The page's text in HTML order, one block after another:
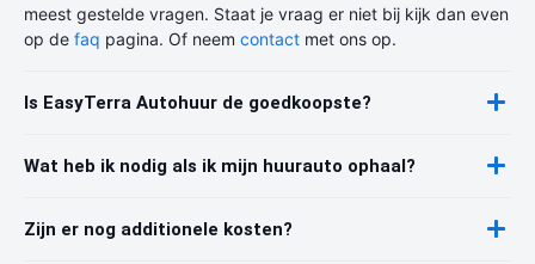
meest gestelde vragen. Staat je vraag er niet bij kijk dan even
op de faq pagina. Of neem contact met ons op.
Is EasyTerra Autohuur de goedkoopste?
Wat heb ik nodig als ik mijn huurauto ophaal?
Zijn er nog additionele kosten?